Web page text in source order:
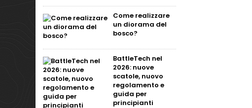
Come realizzare
un diorama del
bosco?
BattleTech nel
2026: nuove
scatole, nuovo
regolamento e
guida per
principianti